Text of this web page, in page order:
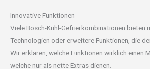
Innovative Funktionen
Viele Bosch-Kühl-Gefrierkombinationen bieten
Technologien oder erweitere Funktionen, die
Wir erklären, welche Funktionen wirklich einen
welche nur als nette Extras dienen.